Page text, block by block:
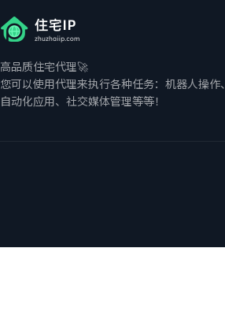
高品质住宅代理🚀
您可以使用代理来执行各种任务：机器人操作、
自动化应用、社交媒体管理等等！